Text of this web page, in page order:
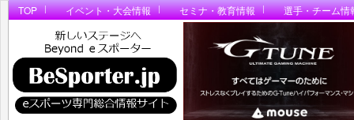
TOP イベント・大会情報 セミナ・教育情報 選手・チーム情